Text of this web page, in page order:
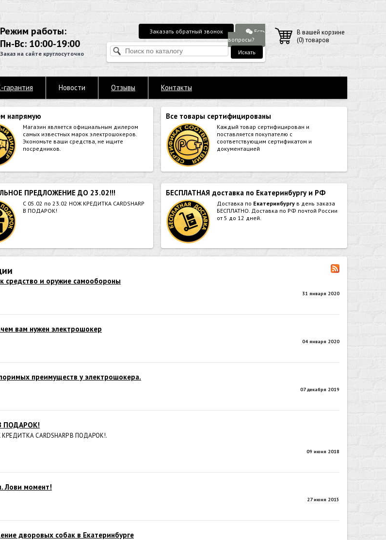
Режим работы:
Пн-Вс: 10:00-19:00
Заказ на сайте круглосуточно
Заказать обратный звонок
Есть
вопросы?
В вашей корзине
(0) товаров
Новости Отзывы Контакты
напрямую
Магазин является официальным дилером
самых известных марок электрошокеров.
Экономьте ваши средства, не ищите
посредников.
Все товары сертифицированы
Каждый товар сертифицирован и
поставляется покупателю с
соответствующим сертификатом и
документацией
ПРЕДЛОЖЕНИЕ ДО 23.02!!!
С 05.02 по 23.02 НОЖ КРЕДИТКА CARDSHARP
В ПОДАРОК!
БЕСПЛАТНАЯ доставка по Екатеринбургу и РФ
Доставка по Екатеринбургу в день заказа
БЕСПЛАТНО. Доставка по РФ почтой России
от 5 до 12 дней.
средство и оружие самообороны
31 января 2020
вам нужен электрошокер
04 января 2020
преимуществ у электрошокера.
07 декабря 2019
ПОДАРОК!
CARDSHARP В ПОДАРОК!.
09 июня 2018
Лови момент!
27 июня 2015
дворовых собак в Екатеринбурге